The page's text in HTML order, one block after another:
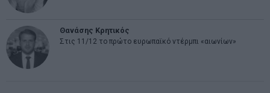
Θανάσης Κρητικός
Στις 11/12 το πρώτο ευρωπαϊκό ντέρμπι «αιωνίων»